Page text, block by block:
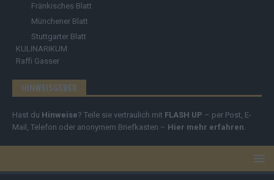
Fränkisches Blatt
Münchener Blatt
Stuttgarter Blatt
KULINARIKUM.
Raffi Gasser
HINWEISGEBER
Hast du Hinweise? Teile sie vertraulich mit FLASH UP – per Post, E-
Mail, Telefon oder anonymem Briefkasten – Hier mehr erfahren